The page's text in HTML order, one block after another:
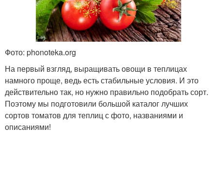
Фото: phonoteka.org
На первый взгляд, выращивать овощи в теплицах
намного проще, ведь есть стабильные условия. И это
действительно так, но нужно правильно подобрать сорт.
Поэтому мы подготовили большой каталог лучших
сортов томатов для теплиц с фото, названиями и
описаниями!